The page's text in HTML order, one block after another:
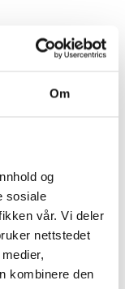
Om
og
sosiale
vår. Vi deler
nettstedet
kombinere den